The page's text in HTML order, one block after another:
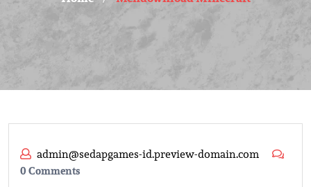
admin@sedapgames-id.preview-domain.com
0 Comments